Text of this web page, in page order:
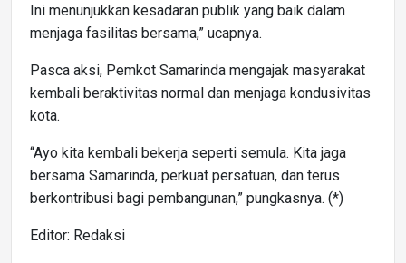
Ini menunjukkan kesadaran publik yang baik dalam
menjaga fasilitas bersama,” ucapnya.
Pasca aksi, Pemkot Samarinda mengajak masyarakat
kembali beraktivitas normal dan menjaga kondusivitas
kota.
“Ayo kita kembali bekerja seperti semula. Kita jaga
bersama Samarinda, perkuat persatuan, dan terus
berkontribusi bagi pembangunan,” pungkasnya. (*)
Editor: Redaksi